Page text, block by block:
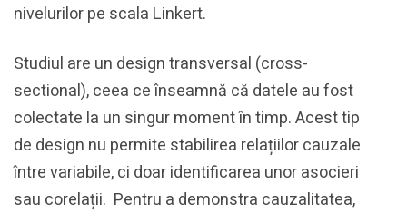
nivelurilor pe scala Linkert.
Studiul are un design transversal (cross-
sectional), ceea ce înseamnă că datele au fost
colectate la un singur moment în timp. Acest tip
de design nu permite stabilirea relațiilor cauzale
între variabile, ci doar identificarea unor asocieri
sau corelații. Pentru a demonstra cauzalitatea,